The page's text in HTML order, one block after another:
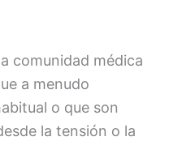
comunidad médica
a menudo
o que son
la tensión o la